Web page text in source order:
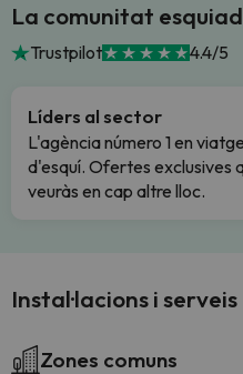
La comunitat
Trustpilot 4.4/5
Líders al sector
L'agència número 1 en
d'esquí. Ofertes exclusives
veuràs en cap altre lloc.
Instal·lacions i serveis
Zones comuns